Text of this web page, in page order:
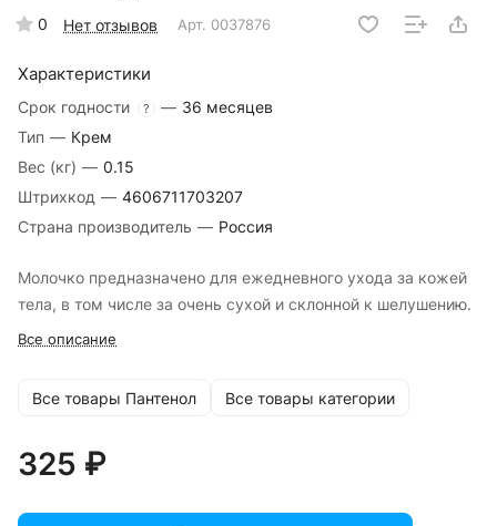
0 Нет отзывов Арт. 0037876
Характеристики
Срок годности ? — 36 месяцев
Тип — Крем
Вес (кг) — 0.15
Штрихкод — 4606711703207
Страна производитель — Россия
Молочко предназначено для ежедневного ухода за кожей
тела, в том числе за очень сухой и склонной к шелушению.
Все описание
Все товары Пантенол Все товары категории
325 ₽